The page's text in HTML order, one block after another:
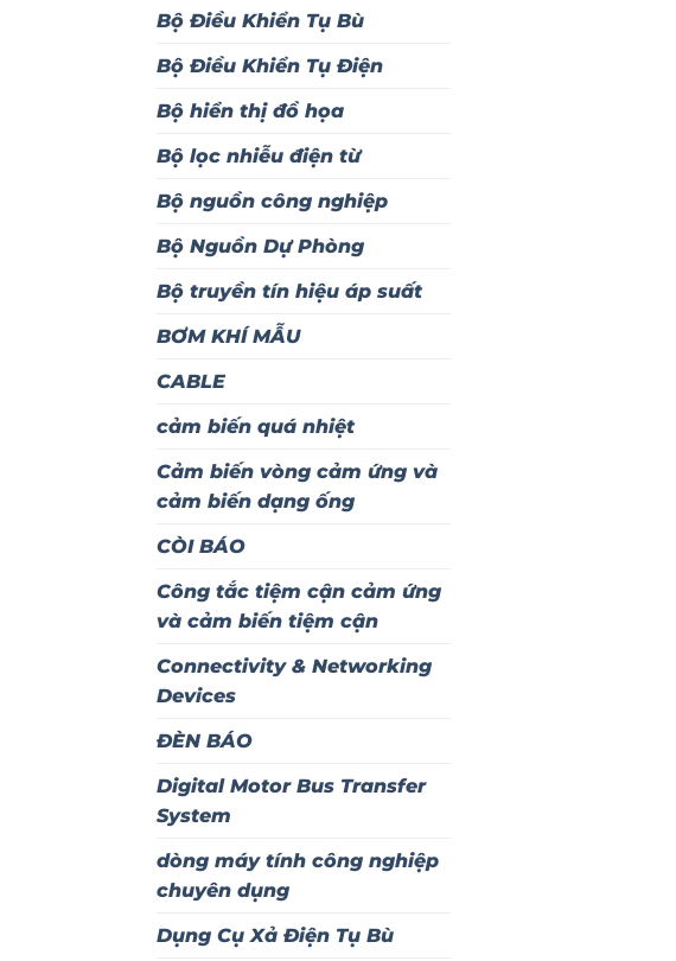
Bộ Điều Khiển Tụ Bù
Bộ Điều Khiển Tụ Điện
Bộ hiển thị đồ họa
Bộ lọc nhiễu điện từ
Bộ nguồn công nghiệp
Bộ Nguồn Dự Phòng
Bộ truyền tín hiệu áp suất
BƠM KHÍ MẪU
CABLE
cảm biến quá nhiệt
Cảm biến vòng cảm ứng và
cảm biến dạng ống
CÒI BÁO
Công tắc tiệm cận cảm ứng
và cảm biến tiệm cận
Connectivity & Networking
Devices
ĐÈN BÁO
Digital Motor Bus Transfer
System
dòng máy tính công nghiệp
chuyên dụng
Dụng Cụ Xả Điện Tụ Bù